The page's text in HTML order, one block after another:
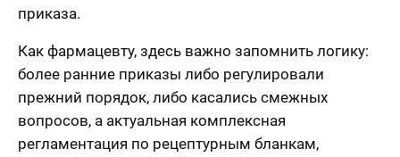
приказа.
Как фармацевту, здесь важно запомнить логику:
более ранние приказы либо регулировали
прежний порядок, либо касались смежных
вопросов, а актуальная комплексная
регламентация по рецептурным бланкам,